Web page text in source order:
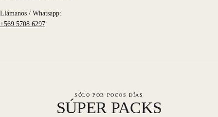
Llámanos / Whatsapp:
+569 5708 6297
SÓLO POR POCOS DÍAS
SÚPER PACKS